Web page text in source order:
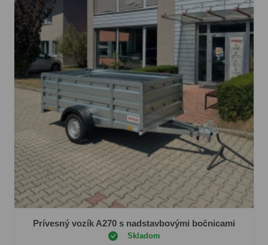
Prívesný vozík A270 s nadstavbovými bočnicami
Skladom